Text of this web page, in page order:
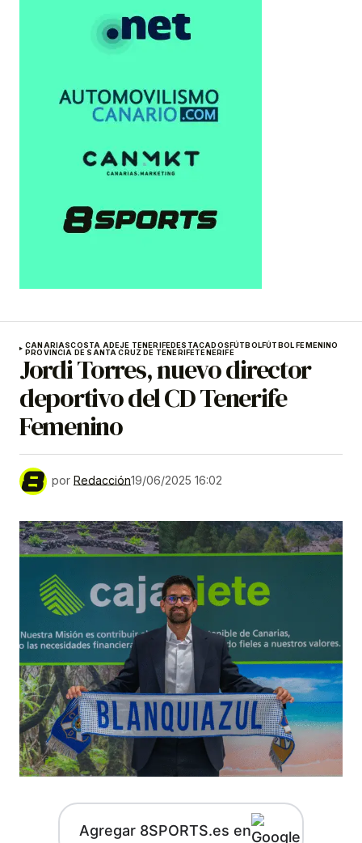
CANARIASCOSTA ADEJE TENERIFEDESTACADOSFÚTBOLFÚTBOL FEMENINO
PROVINCIA DE SANTA CRUZ DE TENERIFETENERIFE
Jordi Torres, nuevo director
deportivo del CD Tenerife
Femenino
por Redacción19/06/2025 16:02
Agregar 8SPORTS.es en